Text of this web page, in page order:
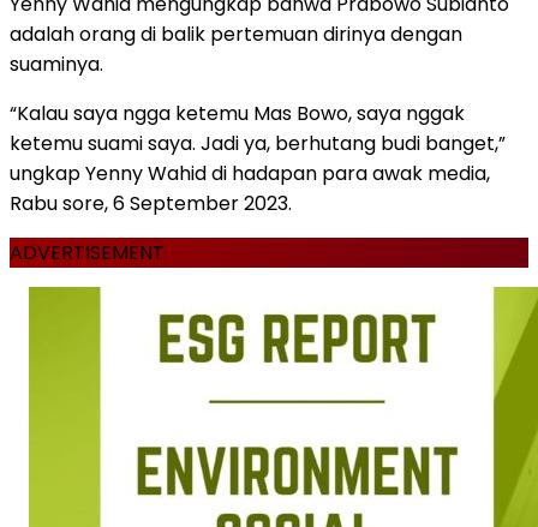
adalah orang di balik pertemuan dirinya dengan
suaminya.
“Kalau saya ngga ketemu Mas Bowo, saya nggak
ketemu suami saya. Jadi ya, berhutang budi banget,”
ungkap Yenny Wahid di hadapan para awak media,
Rabu sore, 6 September 2023.
ADVERTISEMENT